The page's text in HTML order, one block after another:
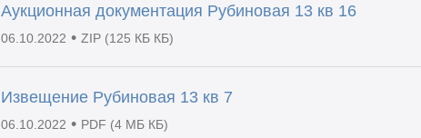
Аукционная документация Рубиновая 13 кв 16
06.10.2022 •ZIP (125 КБ КБ)
Извещение Рубиновая 13 кв 7
06.10.2022 • PDF (4 МБ КБ)